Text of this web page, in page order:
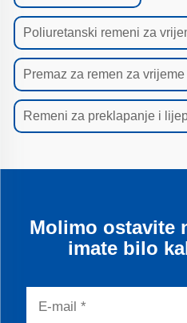
Poliuretanski remeni za
Premaz za remen za vrijeme
Remeni za preklapanje i
Molimo ostavite
imate bilo